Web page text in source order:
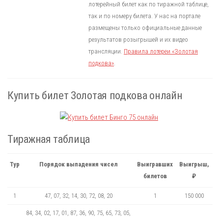
лотерейный билет как по тиражной таблице,
так и по номеру билета. У нас на портале
размещены только официальные данные
результатов розыгрышей и их видео
трансляции. Правила лотереи «Золотая
подкова».
Купить билет Золотая подкова онлайн
Тиражная таблица
Тур Порядок выпадения чисел
Выигравших
билетов
Выигрыш,
₽
1 47, 07, 32, 14, 30, 72, 08, 20 1 150 000
84, 34, 02, 17, 01, 87, 36, 90, 75, 65, 73, 05,